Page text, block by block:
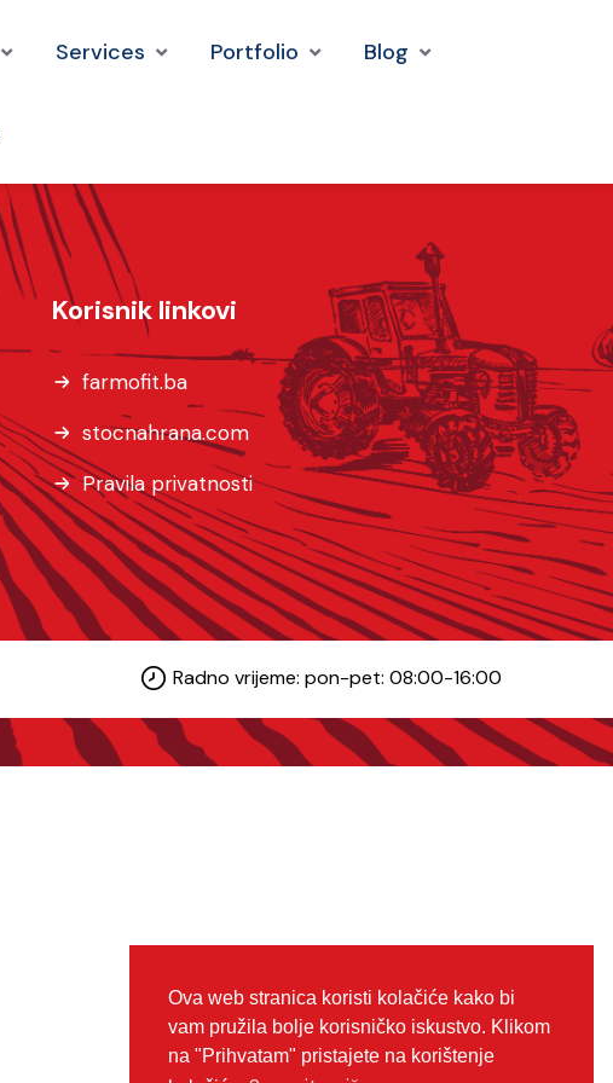
Services Portfolio Blog
Korisnik linkovi
farmofit.ba
stocnahrana.com
Pravila privatnosti
Radno vrijeme: pon-pet: 08:00-16:00
Ova web stranica koristi kolačiće kako bi
vam pružila bolje korisničko iskustvo. Klikom
na "Prihvatam" pristajete na korištenje